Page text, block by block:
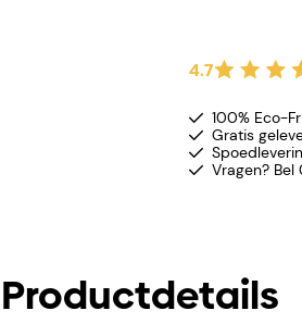
4.7
100% Eco-
Gratis
Vragen?
Productdetails